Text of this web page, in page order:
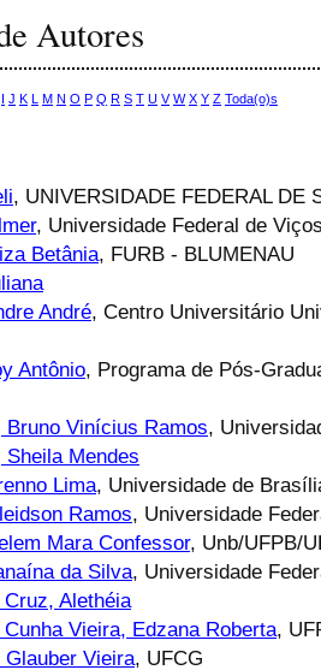
Autores
I J K L M N O P Q R S T U V W X Y Z Toda(o)s
, UNIVERSIDADE FEDERAL DE
, Universidade Federal de
Betânia, FURB - BLUMENAU
André, Centro Universitário
Antônio, Programa de Pós-
Bruno Vinícius Ramos,
Sheila Mendes
Lima, Universidade de
Ramos, Universidade
Mara Confessor, Unb/UFPB/
da Silva, Universidade
Alethéia
Vieira, Edzana Roberta,
Glauber Vieira, UFCG